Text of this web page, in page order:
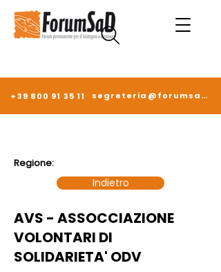
+39 800 91 35 11 segreteria@forumsad.it
Regione:
Indietro
AVS - ASSOCCIAZIONE
VOLONTARI DI
SOLIDARIETA' ODV